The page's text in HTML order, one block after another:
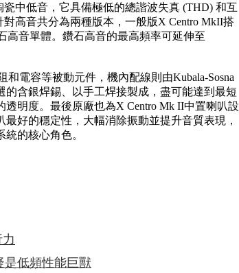
中低音，它具備極低的總諧波失真 (THD) 和互
高音共分為兩種版本，一般版X Centro MkII搭
高音單體。鑽石高音的最高頻率可延伸至
電容等被動元件，機內配線則由Kubala-Sosna
含銀焊錫、以手工焊接製成，盡可能達到最短
明度。最後原廠也為X Centro Mk II中置喇叭設
好的穩定性，大幅消除振動並提升音質表現，
的核心角色。
是低頻性能巨獸